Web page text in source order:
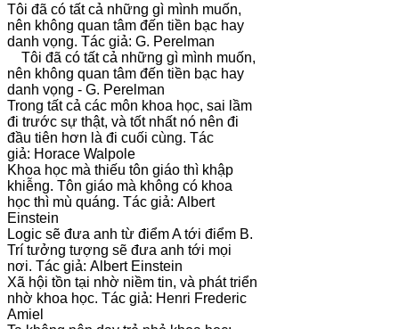
Tôi đã có tất cả những gì mình muốn,
nên không quan tâm đến tiền bạc hay
danh vọng. Tác giả: G. Perelman
Tôi đã có tất cả những gì mình muốn,
nên không quan tâm đến tiền bạc hay
danh vọng - G. Perelman
Trong tất cả các môn khoa học, sai lầm
đi trước sự thật, và tốt nhất nó nên đi
đầu tiên hơn là đi cuối cùng. Tác
giả: Horace Walpole
Khoa học mà thiếu tôn giáo thì khập
khiễng. Tôn giáo mà không có khoa
học thì mù quáng. Tác giả: Albert
Einstein
Logic sẽ đưa anh từ điểm A tới điểm B.
Trí tưởng tượng sẽ đưa anh tới mọi
nơi. Tác giả: Albert Einstein
Xã hội tồn tại nhờ niềm tin, và phát triển
nhờ khoa học. Tác giả: Henri Frederic
Amiel